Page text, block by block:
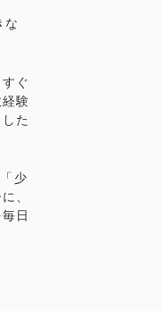
な
ぐ
験
た
少
、
日